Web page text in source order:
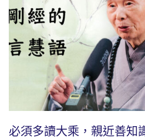
必須多讀大乘，親近善知